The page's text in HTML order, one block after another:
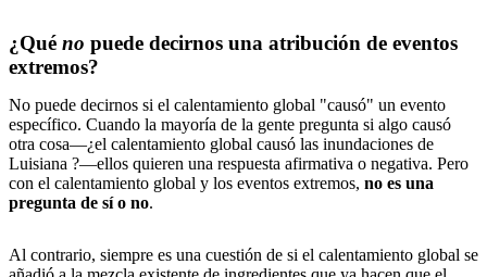
¿Qué no puede decirnos una atribución de eventos
extremos?
No puede decirnos si el calentamiento global "causó" un evento
específico. Cuando la mayoría de la gente pregunta si algo causó
otra cosa—¿el calentamiento global causó las inundaciones de
Luisiana ?—ellos quieren una respuesta afirmativa o negativa. Pero
con el calentamiento global y los eventos extremos, no es una
pregunta de sí o no.
Al contrario, siempre es una cuestión de si el calentamiento global se